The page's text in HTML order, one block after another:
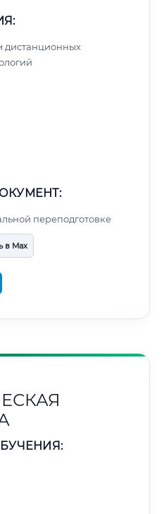
дистанционных
переподготовке
в Max